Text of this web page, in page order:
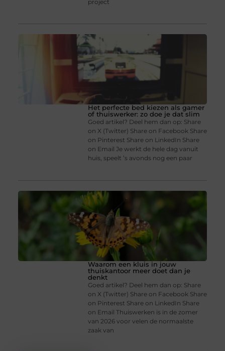
project
Het perfecte bed kiezen als gamer
of thuiswerker: zo doe je dat slim
Goed artikel? Deel hem dan op: Share
on X (Twitter) Share on Facebook Share
on Pinterest Share on LinkedIn Share
on Email Je werkt de hele dag vanuit
huis, speelt ’s avonds nog een paar
Waarom een kluis in jouw
thuiskantoor meer doet dan je
denkt
Goed artikel? Deel hem dan op: Share
on X (Twitter) Share on Facebook Share
on Pinterest Share on LinkedIn Share
on Email Thuiswerken is in de zomer
van 2026 voor velen de normaalste
zaak van